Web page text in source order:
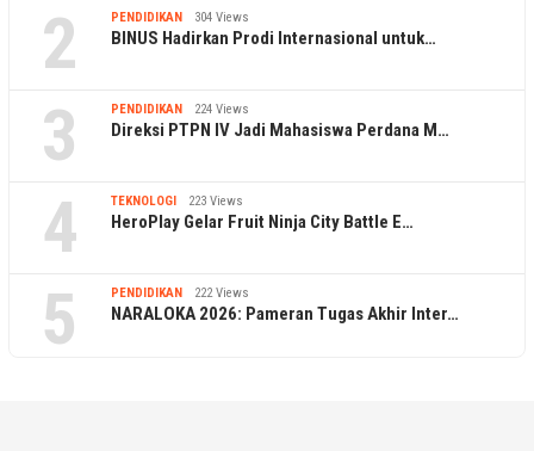
2 PENDIDIKAN 304 Views
BINUS Hadirkan Prodi Internasional untuk…
3 PENDIDIKAN 224 Views
Direksi PTPN IV Jadi Mahasiswa Perdana M…
4 TEKNOLOGI 223 Views
HeroPlay Gelar Fruit Ninja City Battle E…
5 PENDIDIKAN 222 Views
NARALOKA 2026: Pameran Tugas Akhir Inter…